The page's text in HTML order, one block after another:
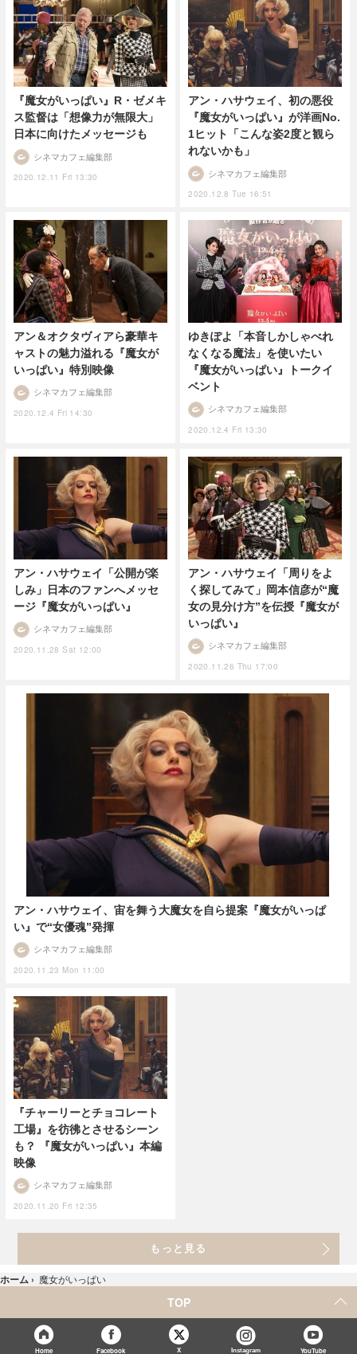
『魔女がいっぱい』R・ゼメキ
ス監督は「想像力が無限大」
日本に向けたメッセージも
2020.12.11 Fri 13:30
シネマカフェ編集部
アン・ハサウェイ、初の悪役
『魔女がいっぱい』が洋画No.
1ヒット「こんな姿2度と観ら
れないかも」
2020.12.8 Tue 16:51
シネマカフェ編集部
アン＆オクタヴィアら豪華キ
ャストの魅力溢れる『魔女が
いっぱい』特別映像
2020.12.4 Fri 14:30
シネマカフェ編集部
ゆきぽよ「本音しかしゃべれ
なくなる魔法」を使いたい
『魔女がいっぱい』トークイ
ベント
2020.12.4 Fri 13:30
シネマカフェ編集部
アン・ハサウェイ「公開が楽
しみ」日本のファンへメッセ
ージ『魔女がいっぱい』
2020.11.28 Sat 12:00
シネマカフェ編集部
アン・ハサウェイ「周りをよ
く探してみて」岡本信彦が“魔
女の見分け方”を伝授『魔女が
いっぱい』
2020.11.26 Thu 17:00
シネマカフェ編集部
アン・ハサウェイ、宙を舞う大魔女を自ら提案『魔女がいっぱ
い』で“女優魂”発揮
2020.11.23 Mon 11:00
シネマカフェ編集部
『チャーリーとチョコレート
工場』を彷彿とさせるシーン
も？ 『魔女がいっぱい』本編
映像
2020.11.20 Fri 12:35
シネマカフェ編集部
もっと見る
ホーム › 魔女がいっぱい
TOP
Home Facebook X Instagram YouTube